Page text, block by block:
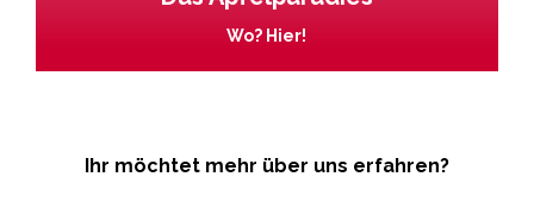
Wo? Hier!
Ihr möchtet mehr über uns erfahren?